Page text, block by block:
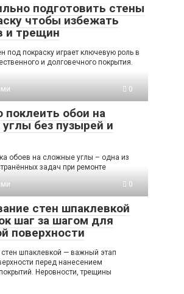
подготовить стены
чтобы избежать
и трещин
под покраску играет ключевую роль в
и долговечного покрытия.
0
поклеить обои на
без пузырей и
обоев на сложные углы – одна из
задач при ремонте
0
стен шпаклевкой
шаг за шагом для
поверхности
шпаклевкой — важный этап
перед нанесением
Неровности, трещины